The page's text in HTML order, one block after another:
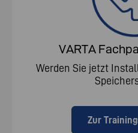
VARTA
Werden Sie jetzt
Zur